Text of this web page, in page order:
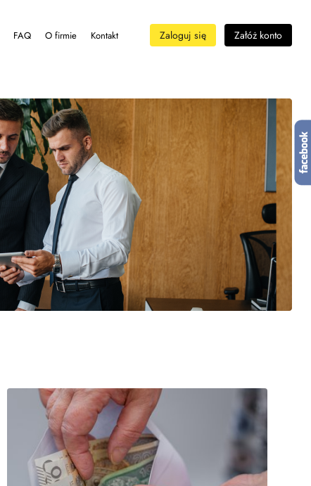
FAQ O firmie Kontakt Zaloguj się Załóż konto